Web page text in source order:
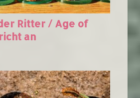
Ritter / Age of
an